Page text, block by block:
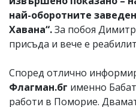
най-оборотните
Хавана“.За побоя
присъда и вече е
Според отлично
Флагман.бг именно
работи в Поморие.